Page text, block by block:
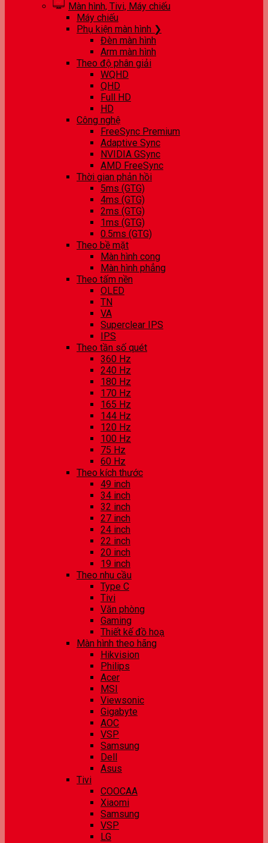
Màn hình, Tivi, Máy chiếu
Máy chiếu
Phụ kiện màn hình ❯
Đèn màn hình
Arm màn hình
Theo độ phân giải
WQHD
QHD
Full HD
HD
Công nghệ
FreeSync Premium
Adaptive Sync
NVIDIA GSync
AMD FreeSync
Thời gian phản hồi
5ms (GTG)
4ms (GTG)
2ms (GTG)
1ms (GTG)
0.5ms (GTG)
Theo bề mặt
Màn hình cong
Màn hình phẳng
Theo tấm nền
OLED
TN
VA
Superclear IPS
IPS
Theo tần số quét
360 Hz
240 Hz
180 Hz
170 Hz
165 Hz
144 Hz
120 Hz
100 Hz
75 Hz
60 Hz
Theo kích thước
49 inch
34 inch
32 inch
27 inch
24 inch
22 inch
20 inch
19 inch
Theo nhu cầu
Type C
Tivi
Văn phòng
Gaming
Thiết kế đồ hoạ
Màn hình theo hãng
Hikvision
Philips
Acer
MSI
Viewsonic
Gigabyte
AOC
VSP
Samsung
Dell
Asus
Tivi
COOCAA
Xiaomi
Samsung
VSP
LG